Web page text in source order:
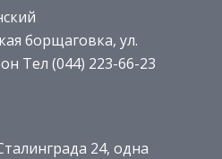
борщаговка, ул.
Тел (044) 223-66-23
24, одна